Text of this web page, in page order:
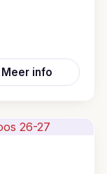
Meer info